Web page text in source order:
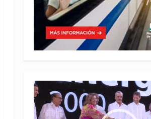
Reproductor
de
vídeo